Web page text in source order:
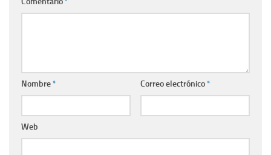
Nombre* Correo electrónico*
Web